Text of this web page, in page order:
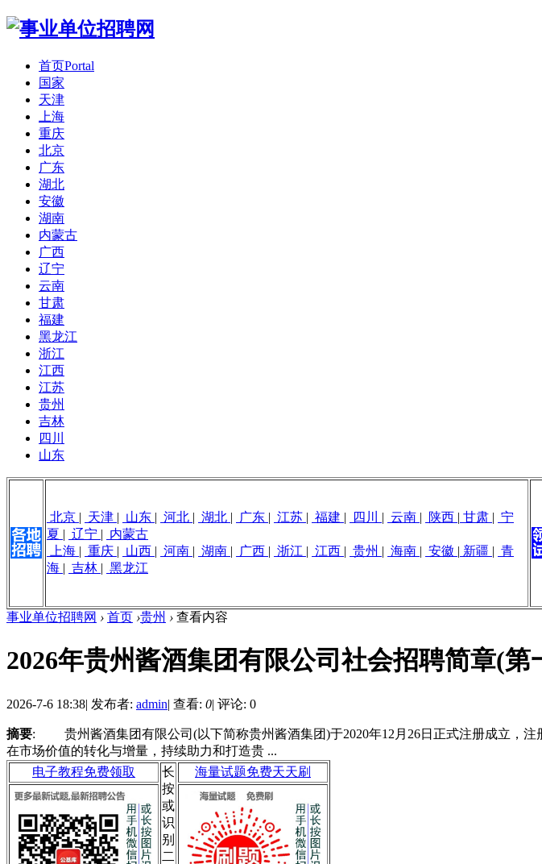
首页Portal
国家
天津
上海
重庆
北京
广东
湖北
安徽
湖南
内蒙古
广西
辽宁
云南
甘肃
福建
黑龙江
浙江
江西
江苏
贵州
吉林
四川
山东
北京 | 天津 | 山东 | 河北 | 湖北 | 广东 | 江苏 | 福建 | 四川 | 云南 | 陕西 | 甘肃 | 宁
夏 | 辽宁 | 内蒙古
上海 | 重庆 | 山西 | 河南 | 湖南 | 广西 | 浙江 | 江西 | 贵州 | 海南 | 安徽 | 新疆 | 青
海 | 吉林 | 黑龙江
事业单位招聘网 › 首页 ›贵州 › 查看内容
2026年贵州酱酒集团有限公司社会招聘简章(第
2026-7-6 18:38| 发布者: admin| 查看: 0| 评论: 0
摘要: 贵州酱酒集团有限公司(以下简称贵州酱酒集团)于2020年12月26日正式注册成立，注
在市场价值的转化与增量，持续助力和打造贵 ...
电子教程免费领取
长
按
或
识
别
二
海量试题免费天天刷